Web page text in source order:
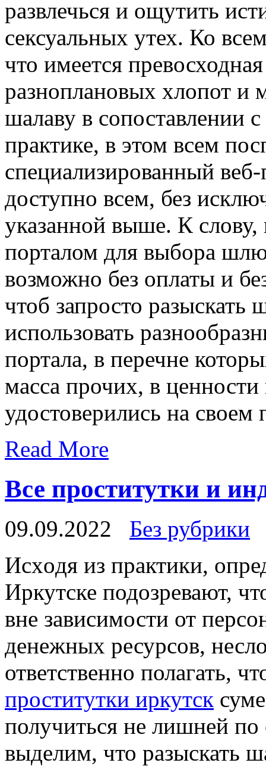
развлечься и ощутить
сексуальных утех. Ко
что имеется
разноплановых хлопот и
шалаву в
практике, в этом всем
специализированный
доступно всем, без
указанной выше. К слову,
порталом для выбора
возможно без оплаты и
чтоб запросто
использовать
портала, в перечне
масса прочих, в
удостоверились на своем
Read More
Все проститутки и
09.09.2022
Без рубрики
Исxoдя из прaктики,
Иркутске подозревают,
вне зависимости от
денежных ресурсов,
ответственно полагать,
проститутки иркутск
получиться не лишней по
выделим, что разыскать